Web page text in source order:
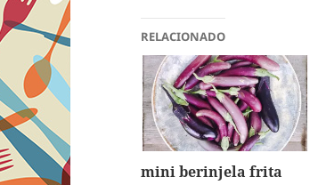
RELACIONADO
mini berinjela frita